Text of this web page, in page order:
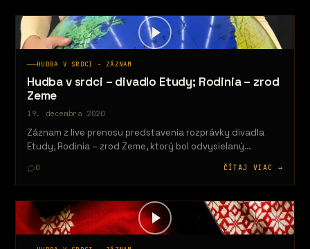
HUDBA V SRDCI - ZÁZNAM
Hudba v srdci – divadlo Etudy; Rodinia – zrod
Zeme
19. decembra 2020
Záznam z live prenosu predstavenia rozprávky divadla
Etudy, Rodinia – zrod Zeme, ktorý bol odvysielaný
0 ČÍTAJ VIAC →